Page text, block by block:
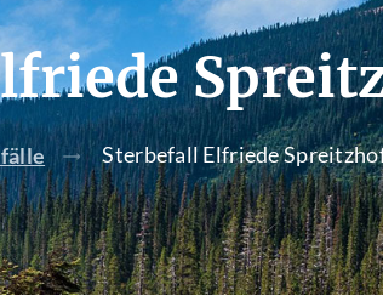
Sterbefall Elfriede